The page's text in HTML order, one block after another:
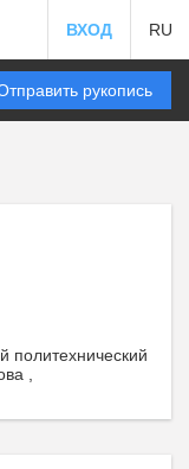
ВХОД RU
рукопись
политехнический
,